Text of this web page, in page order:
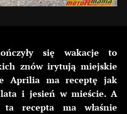
się wakacje to
znów irytują miejskie
Aprilia ma receptę jak
lata i jesień w mieście. A
ta recepta ma właśnie